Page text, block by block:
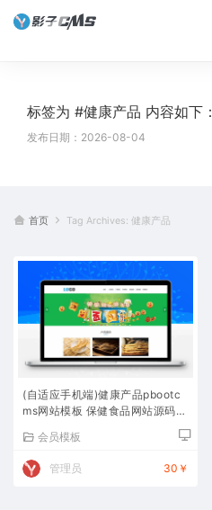
标签为 #健康产品 内容如下：
发布日期：2026-08-04
首页 Tag Archives: 健康产品
(自适应手机端)健康产品pbootc
ms网站模板 保健食品网站源码下
会员模板
管理员 30￥